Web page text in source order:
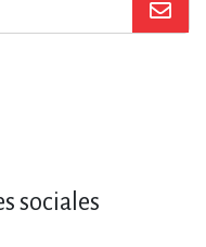
sociales